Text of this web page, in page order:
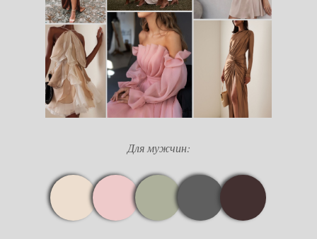
Для мужчин: